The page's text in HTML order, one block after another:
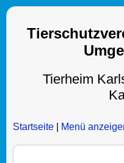
Tierheim
Startseite Menü